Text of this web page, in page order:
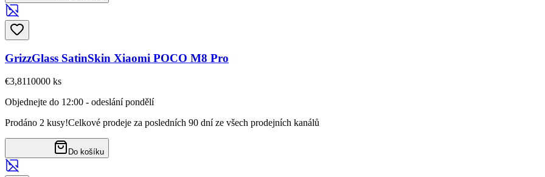
GrizzGlass SatinSkin Xiaomi POCO M8 Pro
€3,8110000 ks
Objednejte do 12:00 - odeslání pondělí
Prodáno 2 kusy!Celkové prodeje za posledních 90 dní ze všech prodejních kanálů
Do košíku